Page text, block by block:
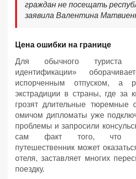
граждан не посещать
заявила Валентина
Цена ошибки на границе
Для обычного туриста
идентификации»
испорченным отпуском, а
экстрадиции в страны, где за
грозят длительные тюремные
омичом дипломаты уже
проблемы и запросили
сам факт того, что
путешественник может
отеля, заставляет многих
поездку.